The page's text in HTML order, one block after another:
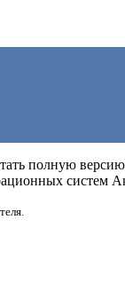
полную
систем